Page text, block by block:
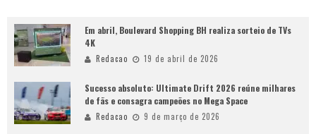
Em abril, Boulevard Shopping BH realiza sorteio de TVs
4K
Redacao 19 de abril de 2026
Sucesso absoluto: Ultimate Drift 2026 reúne milhares
de fãs e consagra campeões no Mega Space
Redacao 9 de março de 2026